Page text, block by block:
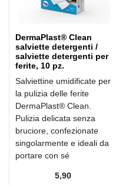
DermaPlast® Clean
salviette detergenti /
salviette detergenti per
ferite, 10 pz.
Salviettine umidificate per
la pulizia delle ferite
DermaPlast® Clean.
Pulizia delicata senza
bruciore, confezionate
singolarmente e ideali da
portare con sé
5,90